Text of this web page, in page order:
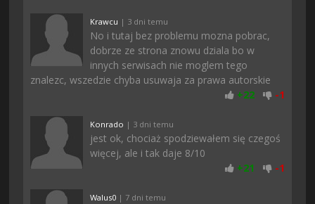
Krawcu | 3 dni temu
No i tutaj bez problemu mozna pobrac,
dobrze ze strona znowu dziala bo w
innych serwisach nie moglem tego
znalezc, wszedzie chyba usuwaja za prawa autorskie
+22 -1
Konrado | 3 dni temu
jest ok, chociaż spodziewałem się czegoś
więcej, ale i tak daje 8/10
+21 -1
Walus0 | 7 dni temu